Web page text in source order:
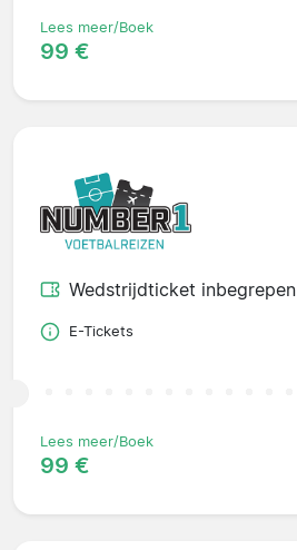
Lees meer/Boek
99 €
Wedstrijdticket inbegrepen
E-Tickets
Lees meer/Boek
99 €